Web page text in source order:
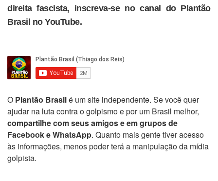
direita fascista, inscreva-se no canal do Plantão
Brasil no YouTube.
O Plantão Brasilé um site independente. Se você quer
ajudar na luta contra o golpismo e por um Brasil melhor,
compartilhe com seus amigos e em grupos de
Facebook e WhatsApp. Quanto mais gente tiver acesso
às informações, menos poder terá a manipulação da mídia
golpista.